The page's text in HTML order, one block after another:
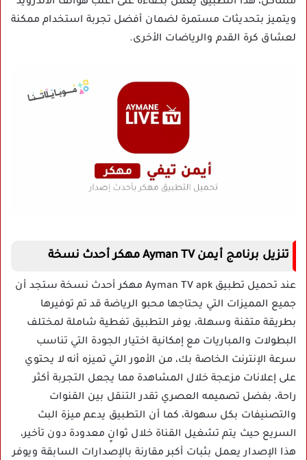
ويتميز بتحديثات مستمرة لضمان أفضل تجربة استخدام ممكنة
لعشاق كرة القدم والرياضات الأخرى.
تنزيل برنامج أيمن Ayman TV مهكر أحدث نسخة
عند تحميل تطبيق Ayman TV apk مهكر أحدث نسخة ستجد أن
جميع المميزات التي يحتاجها محبو الرياضة قد تم توفيرها
بطريقة متقنة وسهلة، يوفر التطبيق تغطية شاملة لمختلف
البطولات والمباريات مع إمكانية اختيار الجودة التي تناسب
سرعة الإنترنت الخاصة بك، من الأمور التي تميزه أنه لا يحتوي
على إعلانات مزعجة خلال المشاهدة مما يجعل التجربة أكثر
راحة، بفضل تصميمه العصري تقدر التنقل بين القنوات
والتصنيفات بكل سهولة، كما أن التطبيق يدعم ميزة البث
السريع حيث يتم تشغيل القناة خلال ثوانٍ معدودة دون تأخير،
هذا الإصدار يعمل بثبات أكبر مقارنة بالإصدارات السابقة ويوفر